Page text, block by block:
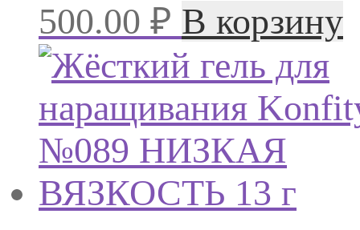
500.00 ₽ В корзину